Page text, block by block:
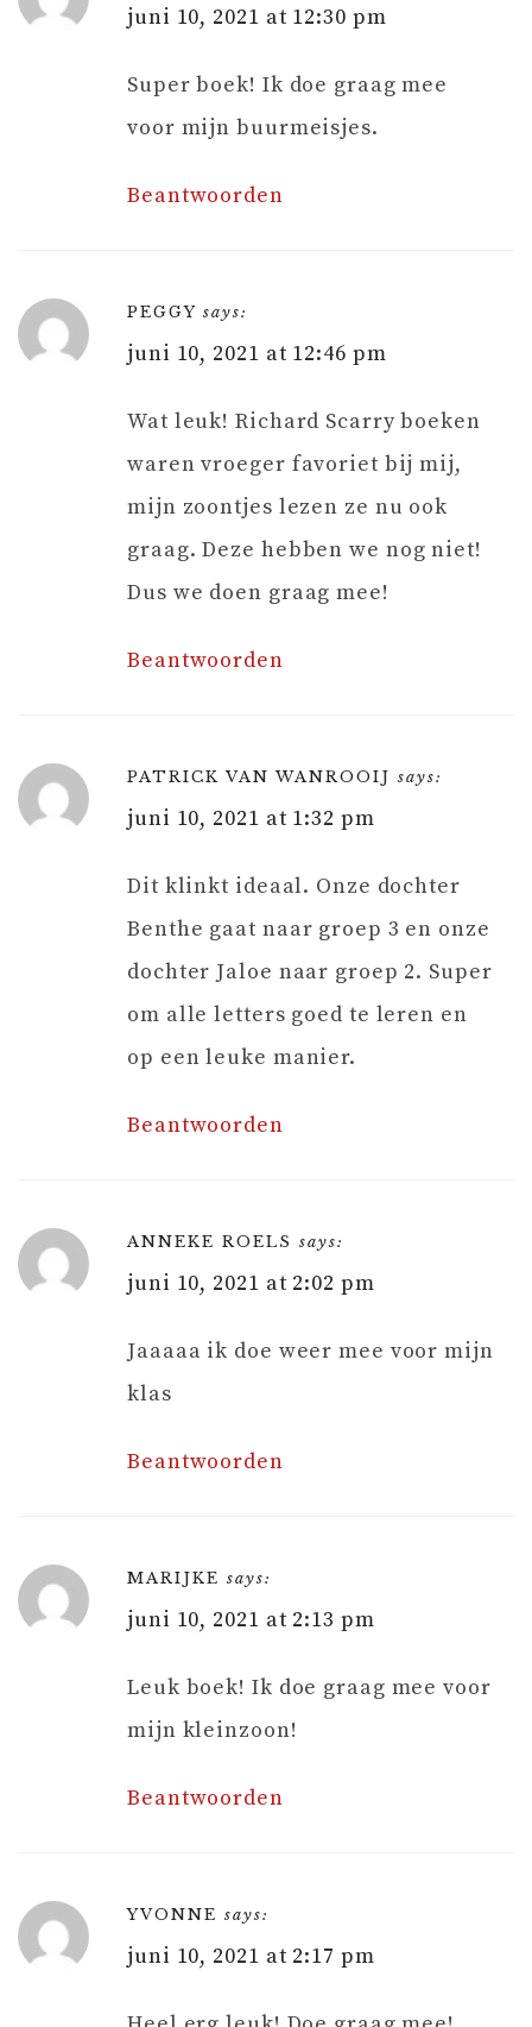
juni 10, 2021 at 12:30 pm
Super boek! Ik doe graag mee
voor mijn buurmeisjes.
Beantwoorden
PEGGY says:
juni 10, 2021 at 12:46 pm
Wat leuk! Richard Scarry boeken
waren vroeger favoriet bij mij,
mijn zoontjes lezen ze nu ook
graag. Deze hebben we nog niet!
Dus we doen graag mee!
Beantwoorden
PATRICK VAN WANROOIJ says:
juni 10, 2021 at 1:32 pm
Dit klinkt ideaal. Onze dochter
Benthe gaat naar groep 3 en onze
dochter Jaloe naar groep 2. Super
om alle letters goed te leren en
op een leuke manier.
Beantwoorden
ANNEKE ROELS says:
juni 10, 2021 at 2:02 pm
Jaaaaa ik doe weer mee voor mijn
klas
Beantwoorden
MARIJKE says:
juni 10, 2021 at 2:13 pm
Leuk boek! Ik doe graag mee voor
mijn kleinzoon!
Beantwoorden
YVONNE says:
juni 10, 2021 at 2:17 pm